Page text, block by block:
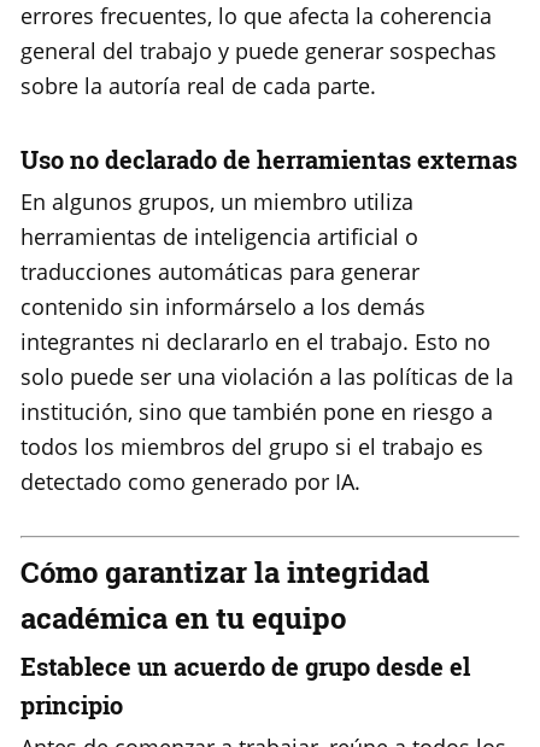
errores frecuentes, lo que afecta la coherencia
general del trabajo y puede generar sospechas
sobre la autoría real de cada parte.
Uso no declarado de herramientas externas
En algunos grupos, un miembro utiliza
herramientas de inteligencia artificial o
traducciones automáticas para generar
contenido sin informárselo a los demás
integrantes ni declararlo en el trabajo. Esto no
solo puede ser una violación a las políticas de la
institución, sino que también pone en riesgo a
todos los miembros del grupo si el trabajo es
detectado como generado por IA.
Cómo garantizar la integridad
académica en tu equipo
Establece un acuerdo de grupo desde el
principio